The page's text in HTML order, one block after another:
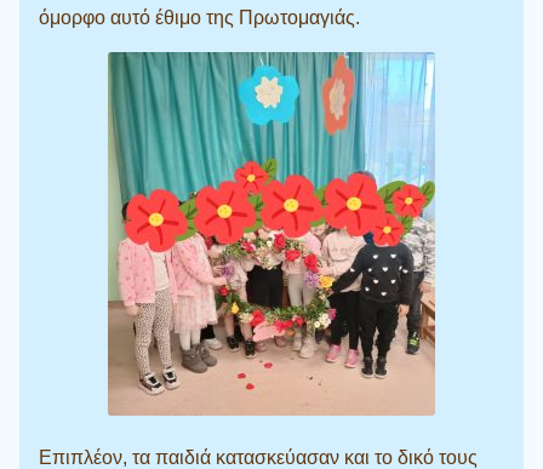
όμορφο αυτό έθιμο της Πρωτομαγιάς.
Επιπλέον, τα παιδιά κατασκεύασαν και το δικό τους